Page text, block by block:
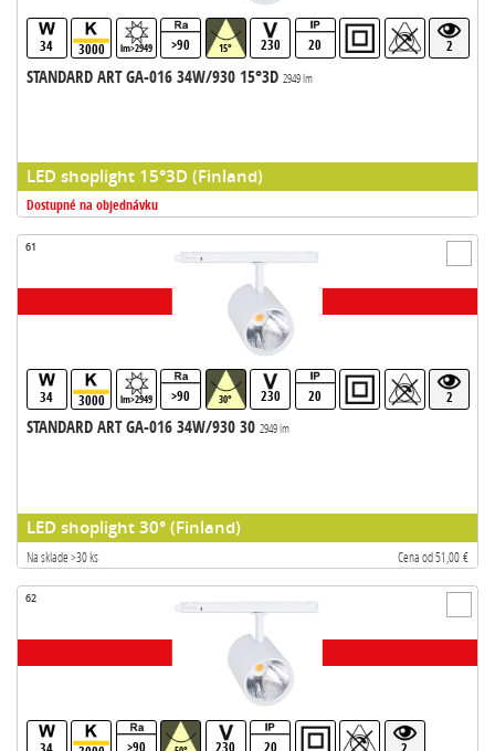
34 3000 lm>2949 >90 15° 230 20 2
STANDARD ART GA-016 34W/930 15°3D 2949 lm
LED shoplight 15°3D (Finland)
Dostupné na objednávku
61
34 3000 lm>2949 >90 30° 230 20 2
STANDARD ART GA-016 34W/930 30 2949 lm
LED shoplight 30° (Finland)
Na sklade >30 ks Cena od 51,00 €
62
>90 230 20